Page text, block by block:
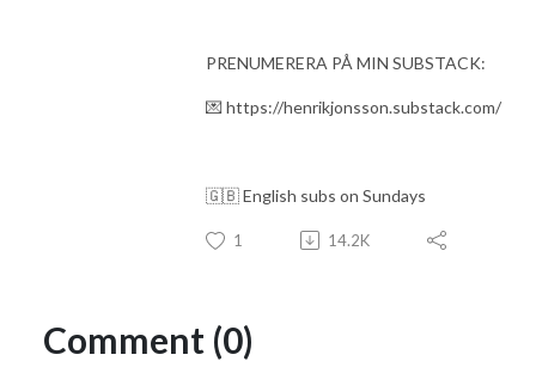
PRENUMERERA PÅ MIN SUBSTACK:
💌 https://henrikjonsson.substack.com/
🇬🇧 English subs on Sundays
1 14.2K
Comment (0)